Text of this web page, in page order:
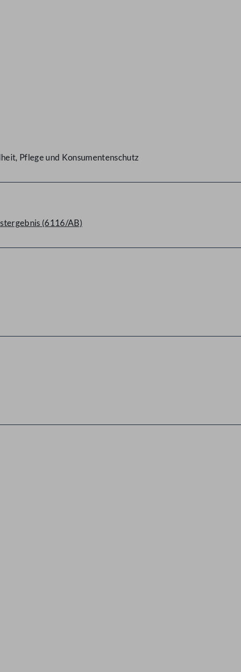
Pflege und Konsumentenschutz
(6116/AB)